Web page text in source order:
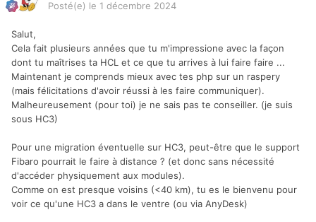
Posté(e) le 1 décembre 2024
Salut,
Cela fait plusieurs années que tu m'impressione avec la façon
dont tu maîtrises ta HCL et ce que tu arrives à lui faire faire ...
Maintenant je comprends mieux avec tes php sur un raspery
(mais félicitations d'avoir réussi à les faire communiquer).
Malheureusement (pour toi) je ne sais pas te conseiller. (je suis
sous HC3)
Pour une migration éventuelle sur HC3, peut-être que le support
Fibaro pourrait le faire à distance ? (et donc sans nécessité
d'accéder physiquement aux modules).
Comme on est presque voisins (<40 km), tu es le bienvenu pour
voir ce qu'une HC3 a dans le ventre (ou via AnyDesk)